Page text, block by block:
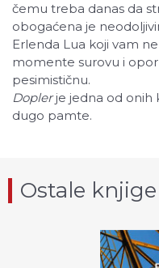
čemu treba danas da
obogaćena je
Erlenda Lua koji vam
momente surovu i
pesimističnu.
Doplerje jedna od onih
dugo pamte.
Ostale